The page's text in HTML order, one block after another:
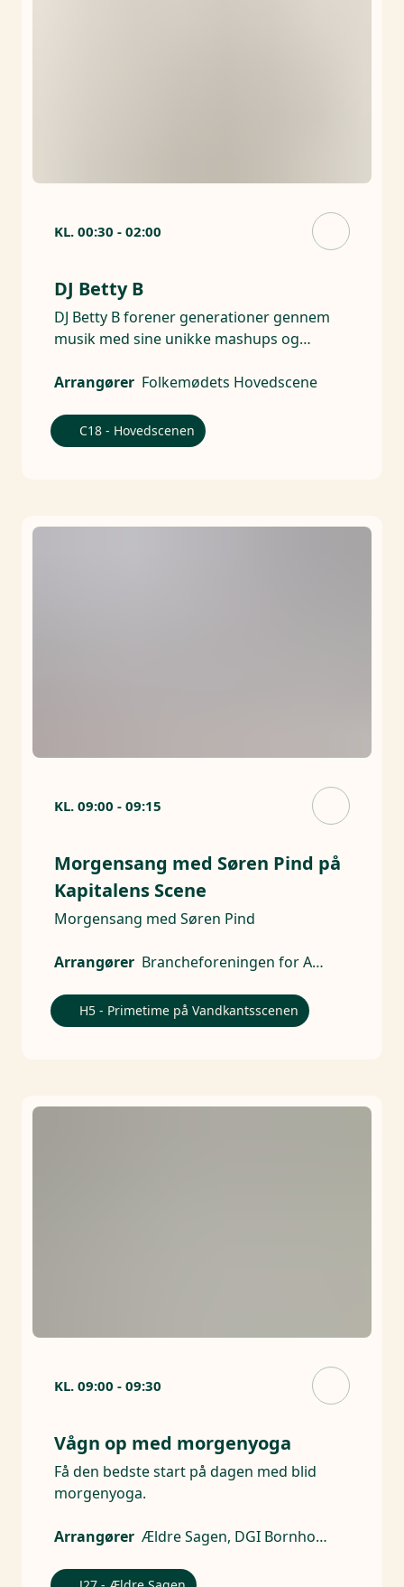
KL. 00:30 - 02:00
DJ Betty B
DJ Betty B forener generationer gennem
musik med sine unikke mashups og
Arrangører Folkemødets Hovedscene
C18 - Hovedscenen
KL. 09:00 - 09:15
Morgensang med Søren Pind på
Kapitalens Scene
Morgensang med Søren Pind
Arrangører Brancheforeningen for Aktive Ejere
H5 - Primetime på Vandkantsscenen
KL. 09:00 - 09:30
Vågn op med morgenyoga
Få den bedste start på dagen med blid
morgenyoga.
Arrangører Ældre Sagen, DGI Bornholm